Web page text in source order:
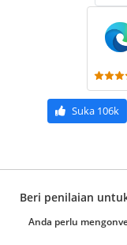
Suka106k
Beri penilaian
Anda perlu